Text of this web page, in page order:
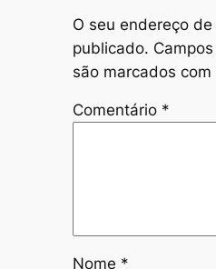
O seu endereço
publicado.
são marcados com
Comentário *
Nome *